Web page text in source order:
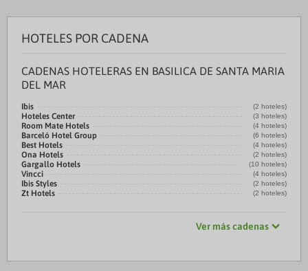
HOTELES POR CADENA
CADENAS HOTELERAS EN BASILICA DE SANTA MARIA
DEL MAR
Ibis (2 hoteles)
Hoteles Center (3 hoteles)
Room Mate Hotels (4 hoteles)
Barceló Hotel Group (6 hoteles)
Best Hotels (4 hoteles)
Ona Hotels (2 hoteles)
Gargallo Hotels (10 hoteles)
Vincci (4 hoteles)
Ibis Styles (2 hoteles)
Zt Hotels (2 hoteles)
Ver más cadenas